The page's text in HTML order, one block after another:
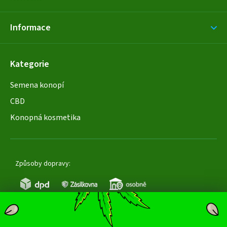
Informace
Kategorie
Semena konopí
CBD
Konopná kosmetika
Způsoby dopravy: